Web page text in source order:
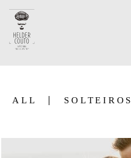
ALL SOLTEIROS